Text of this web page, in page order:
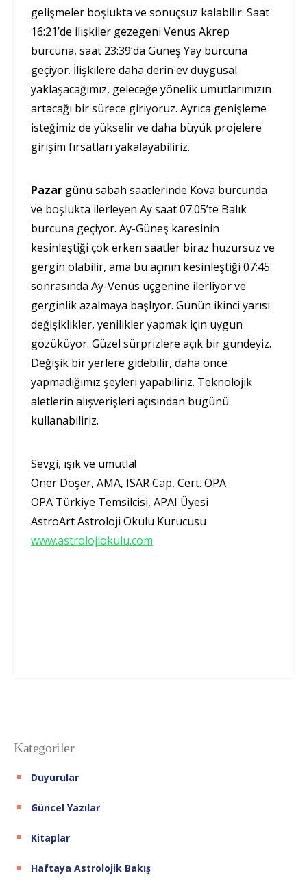
gelişmeler boşlukta ve sonuçsuz kalabilir. Saat
16:21’de ilişkiler gezegeni Venüs Akrep
burcuna, saat 23:39’da Güneş Yay burcuna
geçiyor. İlişkilere daha derin ev duygusal
yaklaşacağımız, geleceğe yönelik umutlarımızın
artacağı bir sürece giriyoruz. Ayrıca genişleme
isteğimiz de yükselir ve daha büyük projelere
girişim fırsatları yakalayabiliriz.
Pazar günü sabah saatlerinde Kova burcunda
ve boşlukta ilerleyen Ay saat 07:05’te Balık
burcuna geçiyor. Ay-Güneş karesinin
kesinleştiği çok erken saatler biraz huzursuz ve
gergin olabilir, ama bu açının kesinleştiği 07:45
sonrasında Ay-Venüs üçgenine ilerliyor ve
gerginlik azalmaya başlıyor. Günün ikinci yarısı
değişiklikler, yenilikler yapmak için uygun
gözüküyor. Güzel sürprizlere açık bir gündeyiz.
Değişik bir yerlere gidebilir, daha önce
yapmadığımız şeyleri yapabiliriz. Teknolojik
aletlerin alışverişleri açısından bugünü
kullanabiliriz.
Sevgi, ışık ve umutla!
Öner Döşer, AMA, ISAR Cap, Cert. OPA
OPA Türkiye Temsilcisi, APAI Üyesi
AstroArt Astroloji Okulu Kurucusu
www.astrolojiokulu.com
Kategoriler
Duyurular
Güncel Yazılar
Kitaplar
Haftaya Astrolojik Bakış